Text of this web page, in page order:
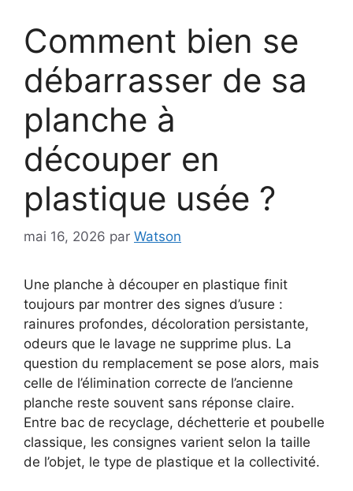
Comment bien se
débarrasser de sa
planche à
découper en
plastique usée ?
mai 16, 2026 par Watson
Une planche à découper en plastique finit
toujours par montrer des signes d’usure :
rainures profondes, décoloration persistante,
odeurs que le lavage ne supprime plus. La
question du remplacement se pose alors, mais
celle de l’élimination correcte de l’ancienne
planche reste souvent sans réponse claire.
Entre bac de recyclage, déchetterie et poubelle
classique, les consignes varient selon la taille
de l’objet, le type de plastique et la collectivité.